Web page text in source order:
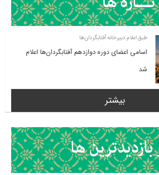
طبق اعلام دبیرخانه آفتابگردان‌ها
اسامی اعضای دوره دوازدهم آفتابگردان‌ها اعلام
شد
بیشتر